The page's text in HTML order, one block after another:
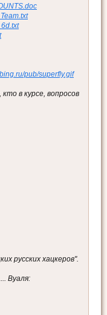
pub/superfly.gif
в курсе, вопросов
русских хацкеров".
Вуаля: